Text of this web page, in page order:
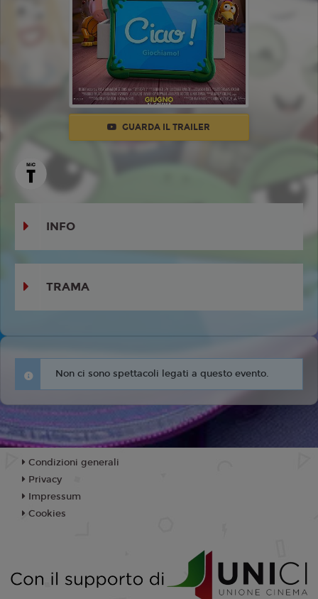
GUARDA IL TRAILER
INFO
TRAMA
Non ci sono spettacoli legati a questo evento.
Condizioni generali
Privacy
Impressum
Cookies